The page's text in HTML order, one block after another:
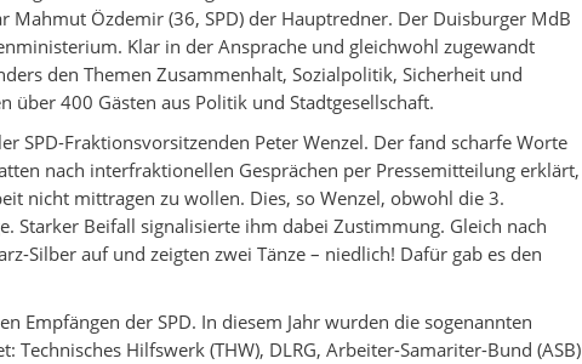
Özdemir (36, SPD) der Hauptredner. Der Duisburger MdB
Klar in der Ansprache und gleichwohl zugewandt
den Themen Zusammenhalt, Sozialpolitik, Sicherheit und
über 400 Gästen aus Politik und Stadtgesellschaft.
SPD-Fraktionsvorsitzenden Peter Wenzel. Der fand scharfe Worte
nach interfraktionellen Gesprächen per Pressemitteilung erklärt,
nicht mittragen zu wollen. Dies, so Wenzel, obwohl die 3.
Starker Beifall signalisierte ihm dabei Zustimmung. Gleich nach
Silber auf und zeigten zwei Tänze – niedlich! Dafür gab es den
Empfängen der SPD. In diesem Jahr wurden die sogenannten
Hilfswerk (THW), DLRG, Arbeiter-Samariter-Bund (ASB)